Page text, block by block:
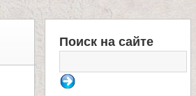
Ф
Поиск на сайте